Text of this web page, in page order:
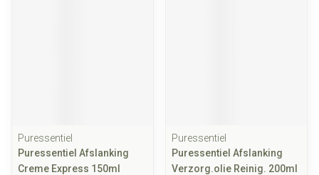
Puressentiel
Puressentiel Afslanking
Creme Express 150ml
Puressentiel
Puressentiel Afslanking
Verzorg.olie Reinig. 200ml